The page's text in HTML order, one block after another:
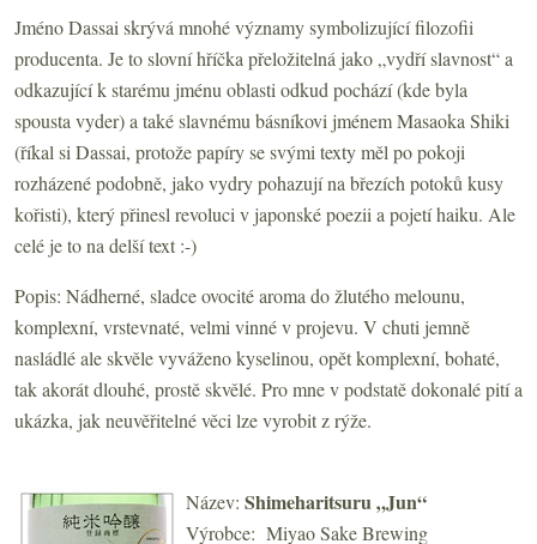
Jméno Dassai skrývá mnohé významy symbolizující filozofii
producenta. Je to slovní hříčka přeložitelná jako „vydří slavnost“ a
odkazující k starému jménu oblasti odkud pochází (kde byla
spousta vyder) a také slavnému básníkovi jménem Masaoka Shiki
(říkal si Dassai, protože papíry se svými texty měl po pokoji
rozházené podobně, jako vydry pohazují na březích potoků kusy
kořisti), který přinesl revoluci v japonské poezii a pojetí haiku. Ale
celé je to na delší text :-)
Popis: Nádherné, sladce ovocité aroma do žlutého melounu,
komplexní, vrstevnaté, velmi vinné v projevu. V chuti jemně
nasládlé ale skvěle vyváženo kyselinou, opět komplexní, bohaté,
tak akorát dlouhé, prostě skvělé. Pro mne v podstatě dokonalé pití a
ukázka, jak neuvěřitelné věci lze vyrobit z rýže.
Název: Shimeharitsuru „Jun“
Výrobce: Miyao Sake Brewing